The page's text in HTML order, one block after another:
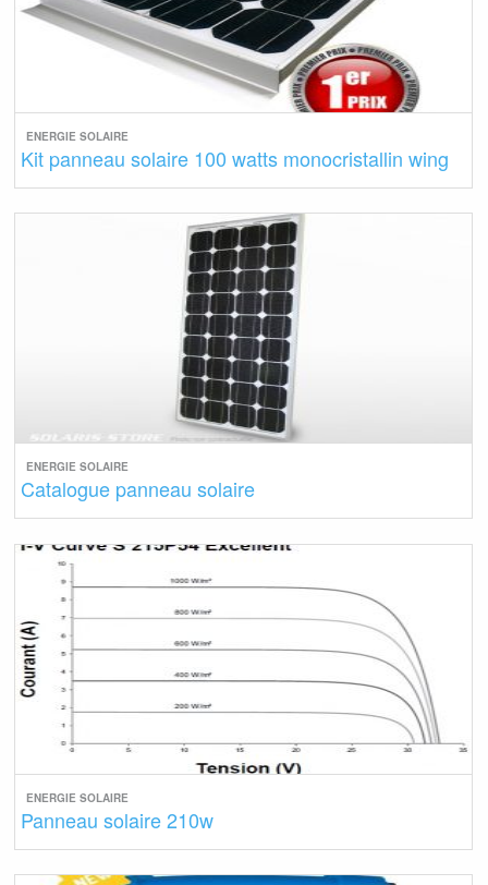
ENERGIE SOLAIRE
Kit panneau solaire 100 watts monocristallin wing
ENERGIE SOLAIRE
Catalogue panneau solaire
ENERGIE SOLAIRE
Panneau solaire 210w